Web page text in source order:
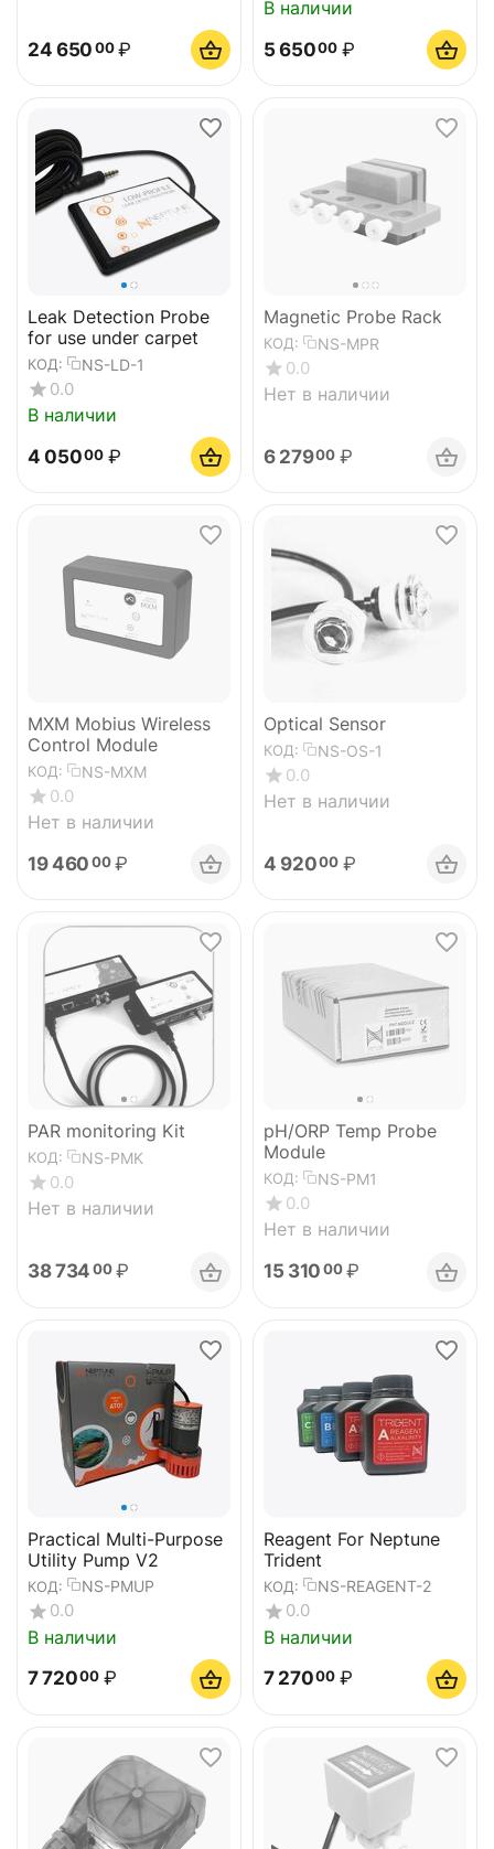
24 650 00 ₽
В наличии
5 65000 ₽
Leak Detection Probe
for use under carpet
КОД: NS-LD-1
0.0
В наличии
4 05000 ₽
Magnetic Probe Rack
КОД: NS-MPR
0.0
Нет в наличии
6 27900 ₽
MXM Mobius Wireless
Control Module
КОД: NS-MXM
0.0
Нет в наличии
19 460 00 ₽
Optical Sensor
КОД: NS-OS-1
0.0
Нет в наличии
4 92000 ₽
PAR monitoring Kit
КОД: NS-PMK
0.0
Нет в наличии
38 734 00 ₽
pH/ORP Temp Probe
Module
КОД: NS-PM1
0.0
Нет в наличии
15 310 00 ₽
Practical Multi-Purpose
Utility Pump V2
КОД: NS-PMUP
0.0
В наличии
7 72000 ₽
Reagent For Neptune
Trident
КОД: NS-REAGENT-2
0.0
В наличии
7 27000 ₽